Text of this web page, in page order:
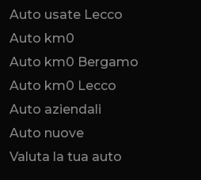
Auto usate Lecco
Auto km0
Auto km0 Bergamo
Auto km0 Lecco
Auto aziendali
Auto nuove
Valuta la tua auto